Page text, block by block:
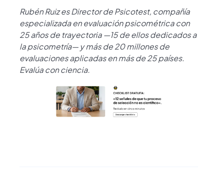
Rubén Ruiz es Director de Psicotest, compañía
especializada en evaluación psicométrica con
25 años de trayectoria —15 de ellos dedicados a
la psicometría— y más de 20 millones de
evaluaciones aplicadas en más de 25 países.
Evalúa con ciencia.